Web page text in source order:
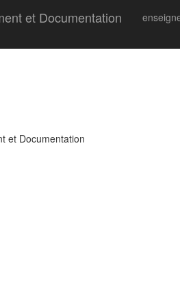
et Documentation
et Documentation